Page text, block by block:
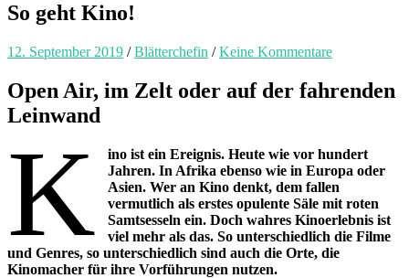
So geht Kino!
12. September 2019 /Blätterchefin /Keine Kommentare
Open Air, im Zelt oder auf der fahrenden
Leinwand
K
ino ist ein Ereignis. Heute wie vor hundert
Jahren. In Afrika ebenso wie in Europa oder
Asien. Wer an Kino denkt, dem fallen
vermutlich als erstes opulente Säle mit roten
Samtsesseln ein. Doch wahres Kinoerlebnis ist
viel mehr als das. So unterschiedlich die Filme
und Genres, so unterschiedlich sind auch die Orte, die
Kinomacher für ihre Vorführungen nutzen.